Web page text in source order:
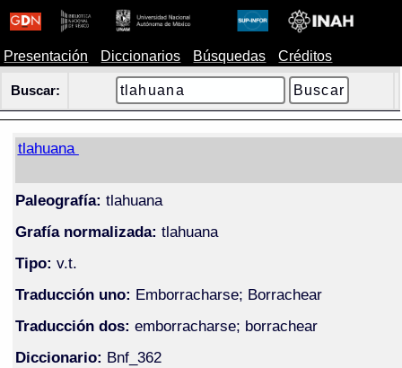
Presentación Diccionarios Búsquedas Créditos
Buscar:
tlahuana
Paleografía: tlahuana
Grafía normalizada: tlahuana
Tipo: v.t.
Traducción uno: Emborracharse; Borrachear
Traducción dos: emborracharse; borrachear
Diccionario: Bnf_362